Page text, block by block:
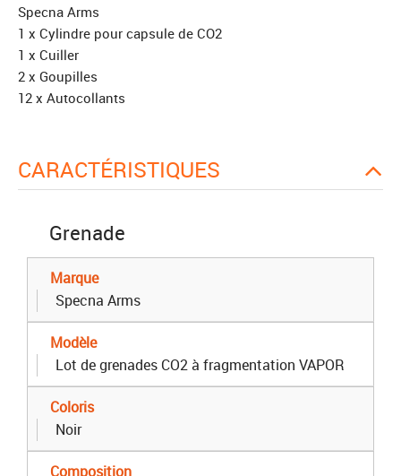
Specna Arms
1 x Cylindre pour capsule de CO2
1 x Cuiller
2 x Goupilles
12 x Autocollants
CARACTÉRISTIQUES
Grenade
Marque
Specna Arms
Modèle
Lot de grenades CO2 à fragmentation VAPOR
Coloris
Noir
Composition